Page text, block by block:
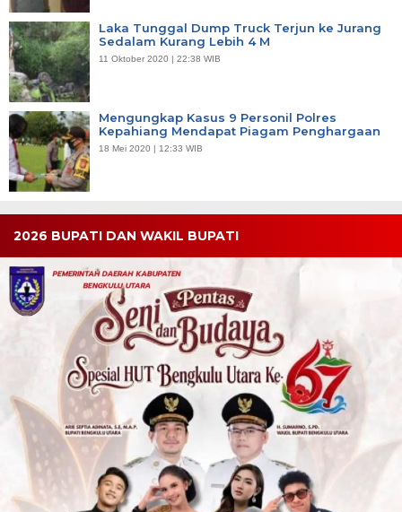
Laka Tunggal Dump Truck Terjun ke Jurang
Sedalam Kurang Lebih 4 M
11 Oktober 2020 | 22:38 WIB
Mengungkap Kasus 9 Personil Polres
Kepahiang Mendapat Piagam Penghargaan
18 Mei 2020 | 12:33 WIB
2026 BUPATI DAN WAKIL BUPATI